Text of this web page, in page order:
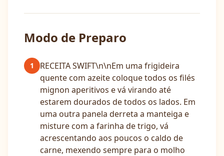
Modo de Preparo
1
RECEITA SWIFT\n\nEm uma frigideira
quente com azeite coloque todos os filés
mignon aperitivos e vá virando até
estarem dourados de todos os lados. Em
uma outra panela derreta a manteiga e
misture com a farinha de trigo, vá
acrescentando aos poucos o caldo de
carne, mexendo sempre para o molho